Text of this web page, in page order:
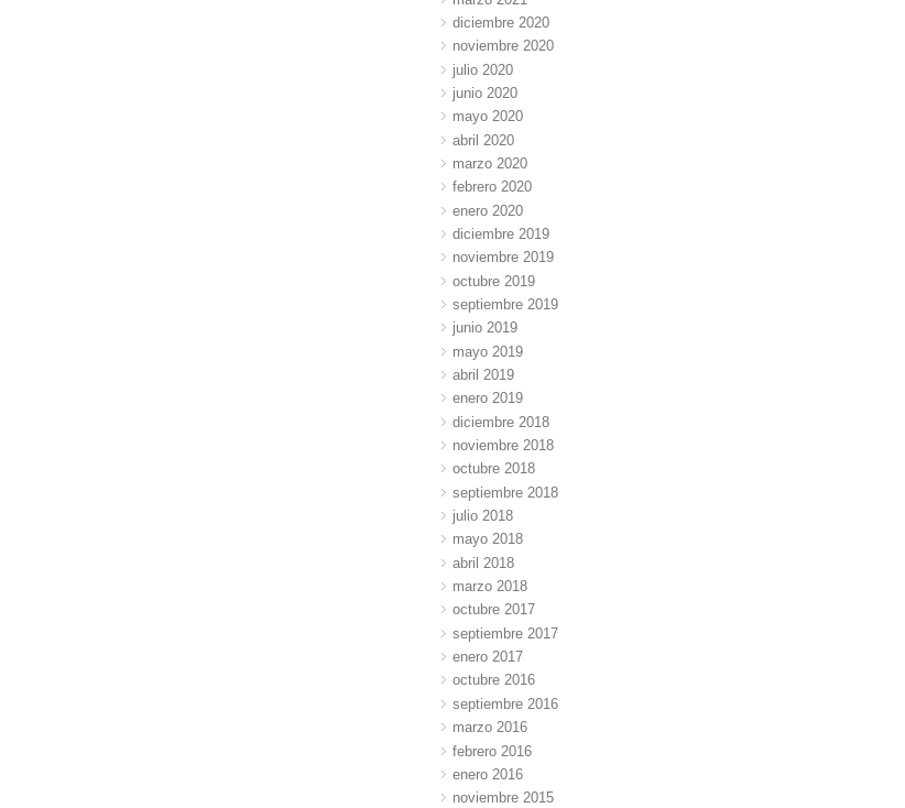
diciembre 2020
noviembre 2020
julio 2020
junio 2020
mayo 2020
abril 2020
marzo 2020
febrero 2020
enero 2020
diciembre 2019
noviembre 2019
octubre 2019
septiembre 2019
junio 2019
mayo 2019
abril 2019
enero 2019
diciembre 2018
noviembre 2018
octubre 2018
septiembre 2018
julio 2018
mayo 2018
abril 2018
marzo 2018
octubre 2017
septiembre 2017
enero 2017
octubre 2016
septiembre 2016
marzo 2016
febrero 2016
enero 2016
noviembre 2015